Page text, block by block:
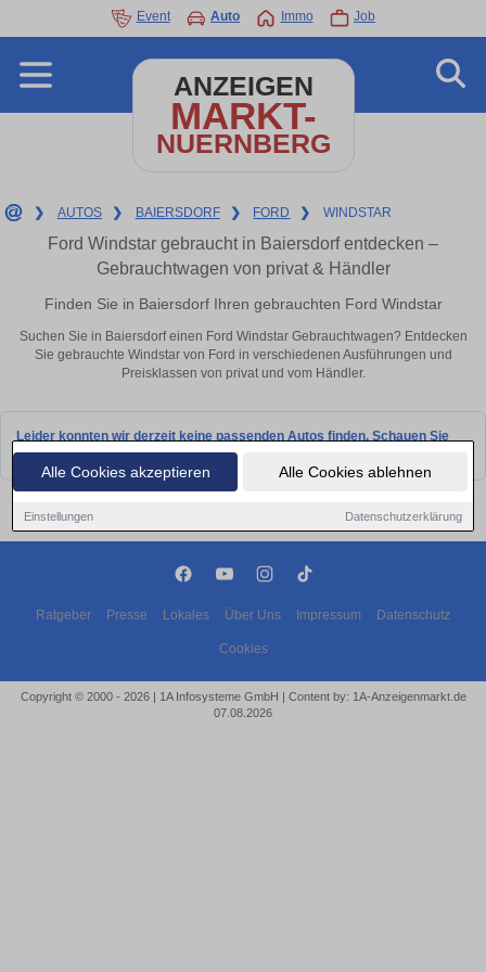
Alle Cookies akzeptieren Alle Cookies ablehnen
Einstellungen Datenschutzerklärung
Event Auto Immo Job
ANZEIGEN
MARKT-
NUERNBERG
❯ AUTOS ❯ BAIERSDORF ❯ FORD ❯ WINDSTAR
Ford Windstar gebraucht in Baiersdorf entdecken –
Gebrauchtwagen von privat & Händler
Finden Sie in Baiersdorf Ihren gebrauchten Ford Windstar
Suchen Sie in Baiersdorf einen Ford Windstar Gebrauchtwagen? Entdecken
Sie gebrauchte Windstar von Ford in verschiedenen Ausführungen und
Preisklassen von privat und vom Händler.
Leider konnten wir derzeit keine passenden Autos finden. Schauen Sie
bald wieder vorbei!
Ratgeber Presse Lokales Über Uns Impressum Datenschutz
Cookies
Copyright © 2000 - 2026 | 1A Infosysteme GmbH | Content by: 1A-Anzeigenmarkt.de
07.08.2026